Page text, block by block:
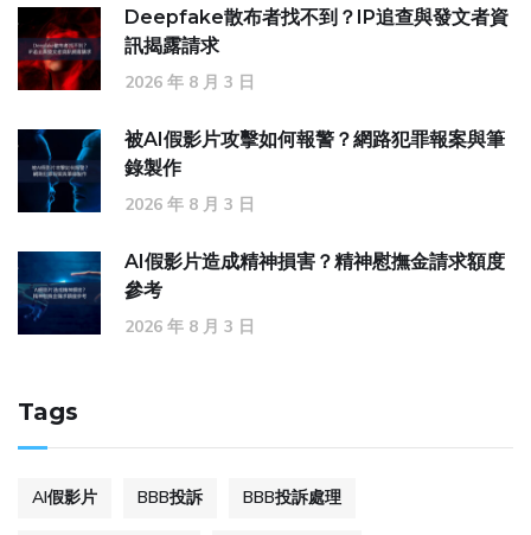
Deepfake散布者找不到？IP追查與發文者資
訊揭露請求
2026 年 8 月 3 日
被AI假影片攻擊如何報警？網路犯罪報案與筆
錄製作
2026 年 8 月 3 日
AI假影片造成精神損害？精神慰撫金請求額度
參考
2026 年 8 月 3 日
Tags
AI假影片 BBB投訴 BBB投訴處理